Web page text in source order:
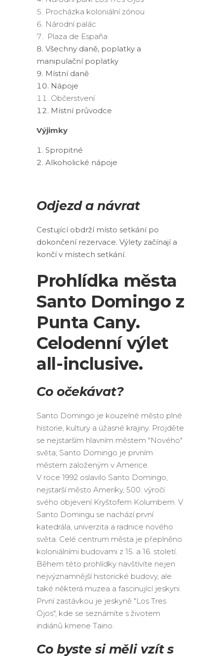
Procházka koloniální zónou
Národní palác
Plaza de España
Všechny daně, poplatky a
manipulační poplatky
Místní daně
Nápoje
Občerstvení
Místní průvodce
Výjimky
Spropitné
Alkoholické nápoje
Odjezd a návrat
Cestující obdrží místo setkání po
dokončení rezervace. Výlety začínají a
končí v místech setkání.
Prohlídka města
Santo Domingo z
Punta Cany.
Celodenní výlet
all-inclusive.
Co očekávat?
Santo Domingo je kouzelné město plné
historie, kultury a úžasné krajiny. Projděte
se nejstarším hlavním městem "Nového"
světa; Santo Domingo je prvním
městem založeným v Americe.
V roce 1992 oslavilo Santo Domingo,
nejstarší město Ameriky, 500. výročí
svého objevení Kryštofem Kolumbem. V
Santo Domingu se nachází první
katedrála, univerzita a radnice nového
světa. Celé centrum města je přeplněno
koloniálními budovami z 15. a 16. století.
Během této prohlídky navštívíte nejen
nejvýznamnější historické budovy, ale
také některá muzea a fascinující jeskyni.
První zastávkou je jeskyně "Los Tres
Ojos", kde se seznámíte s životem
indiánů kmene Taino.
Co byste si měli vzít s